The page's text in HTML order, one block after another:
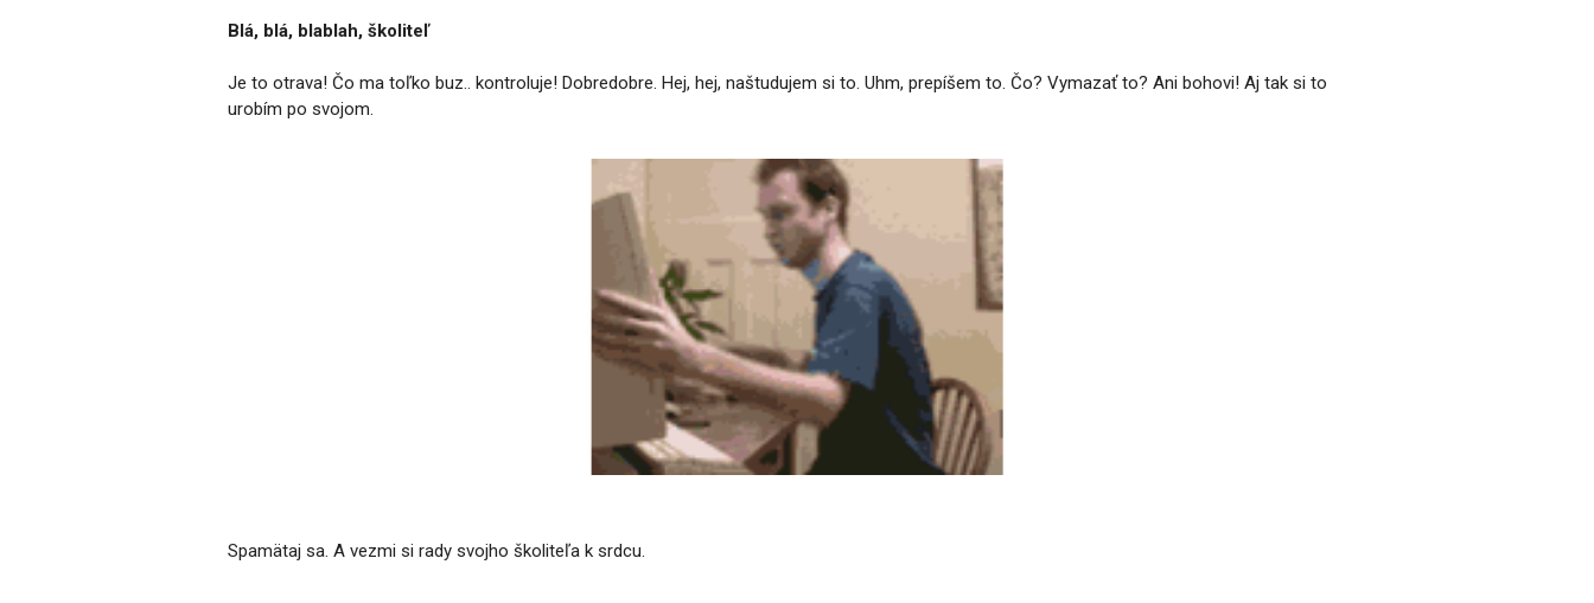
Blá, blá, blablah, školiteľ
Je to otrava! Čo ma toľko buz.. kontroluje! Dobredobre. Hej, hej, naštudujem si to. Uhm, prepíšem to. Čo? Vymazať to? Ani bohovi! Aj tak si to
urobím po svojom.
Spamätaj sa. A vezmi si rady svojho školiteľa k srdcu.